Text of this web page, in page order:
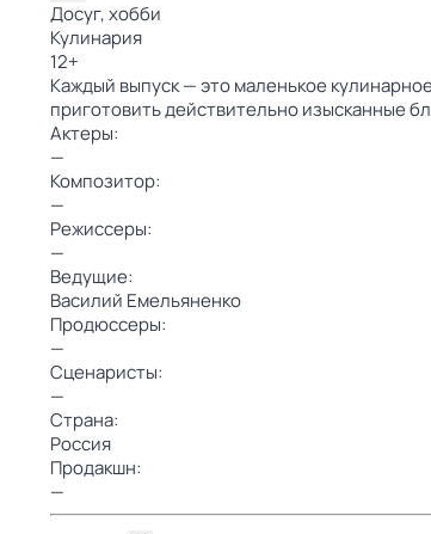
Досуг, хобби
Кулинария
12+
Каждый выпуск — это маленькое
приготовить действительно изысканные
Актеры:
—
Композитор:
—
Режиссеры:
—
Ведущие:
Василий Емельяненко
Продюссеры:
—
Сценаристы:
—
Страна:
Россия
Продакшн:
—